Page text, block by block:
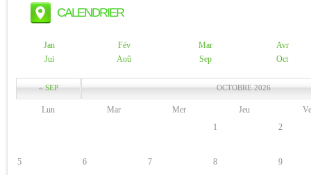
CALENDRIER
Jan Fév Mar
Avr
Jui
Aoû Sep Oct
«SEP OCTOBRE 2026
Lun Mar Mer Jeu
1
2
5 6 7 8 9